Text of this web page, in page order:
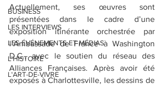
BUSINESS
LES INTERVIEWS
LES ÉVÉNEMENTS ET MÉDIAS
L'HISTOIRE
L'ART-DE-VIVRE
Actuellement, ses œuvres sont
présentées dans le cadre d’une
exposition itinérante orchestrée par
l’Ambassade de France à Washington
D.C., avec le soutien du réseau des
Alliances Françaises. Après avoir été
exposés à Charlottesville, les dessins de